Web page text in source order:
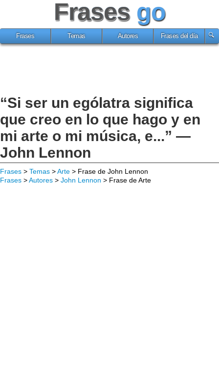
Frases go
Frases Temas Autores Frases del día
“Si ser un ególatra significa
que creo en lo que hago y en
mi arte o mi música, e...” —
John Lennon
Frases > Temas >Arte > Frase de John Lennon
Frases >Autores > John Lennon > Frase de Arte